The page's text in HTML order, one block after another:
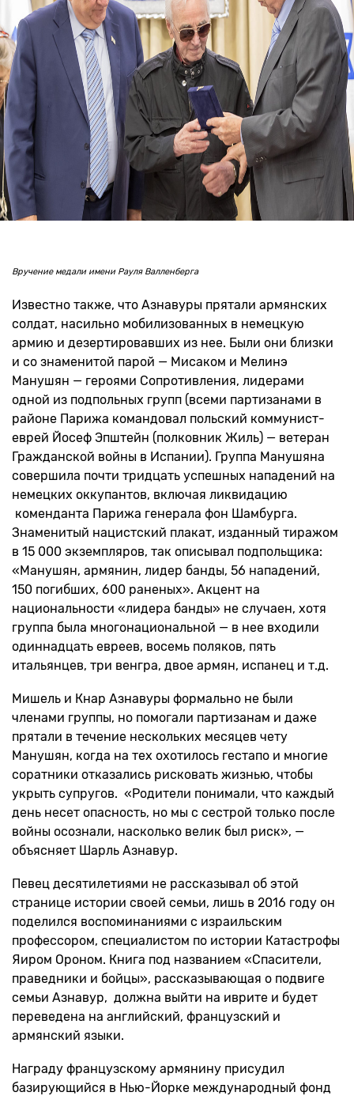
Вручение медали имени Рауля Валленберга
Известно также, что Азнавуры прятали армянских
солдат, насильно мобилизованных в немецкую
армию и дезертировавших из нее. Были они близки
и со знаменитой парой — Мисаком и Мелинэ
Манушян — героями Сопротивления, лидерами
одной из подпольных групп (всеми партизанами в
районе Парижа командовал польский коммунист-
еврей Йосеф Эпштейн (полковник Жиль) — ветеран
Гражданской войны в Испании). Группа Манушяна
совершила почти тридцать успешных нападений на
немецких оккупантов, включая ликвидацию
коменданта Парижа генерала фон Шамбурга.
Знаменитый нацистский плакат, изданный тиражом
в 15 000 экземпляров, так описывал подпольщика:
«Манушян, армянин, лидер банды, 56 нападений,
150 погибших, 600 раненых». Акцент на
национальности «лидера банды» не случаен, хотя
группа была многонациональной — в нее входили
одиннадцать евреев, восемь поляков, пять
итальянцев, три венгра, двое армян, испанец и т.д.
Мишель и Кнар Азнавуры формально не были
членами группы, но помогали партизанам и даже
прятали в течение нескольких месяцев чету
Манушян, когда на тех охотилось гестапо и многие
соратники отказались рисковать жизнью, чтобы
укрыть супругов. «Родители понимали, что каждый
день несет опасность, но мы с сестрой только после
войны осознали, насколько велик был риск», —
объясняет Шарль Азнавур.
Певец десятилетиями не рассказывал об этой
странице истории своей семьи, лишь в 2016 году он
поделился воспоминаниями с израильским
профессором, специалистом по истории Катастрофы
Яиром Ороном. Книга под названием «Спасители,
праведники и бойцы», рассказывающая о подвиге
семьи Азнавур, должна выйти на иврите и будет
переведена на английский, французский и
армянский языки.
Награду французскому армянину присудил
базирующийся в Нью-Йорке международный фонд